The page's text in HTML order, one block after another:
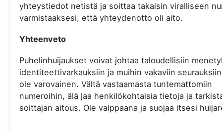
yhteystiedot netistä ja soittaa takaisin viralliseen
varmistaaksesi, että yhteydenotto oli aito.
Yhteenveto
Puhelinhuijaukset voivat johtaa taloudellisiin
identiteettivarkauksiin ja muihin vakaviin
ole varovainen. Vältä vastaamasta tuntemattomiin
numeroihin, älä jaa henkilökohtaisia tietoja ja
soittajan aitous. Ole valppaana ja suojaa itsesi